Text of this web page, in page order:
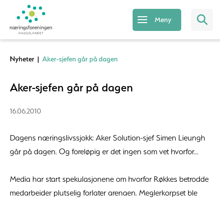
Meny
Nyheter | Aker-sjefen går på dagen
Aker-sjefen går på dagen
16.06.2010
Dagens næringslivssjokk: Aker Solution-sjef Simen Lieungh
går på dagen. Og foreløpig er det ingen som vet hvorfor...
Media har start spekulasjonene om hvorfor Røkkes betrodde
medarbeider plutselig forlater arenaen. Meglerkorpset ble